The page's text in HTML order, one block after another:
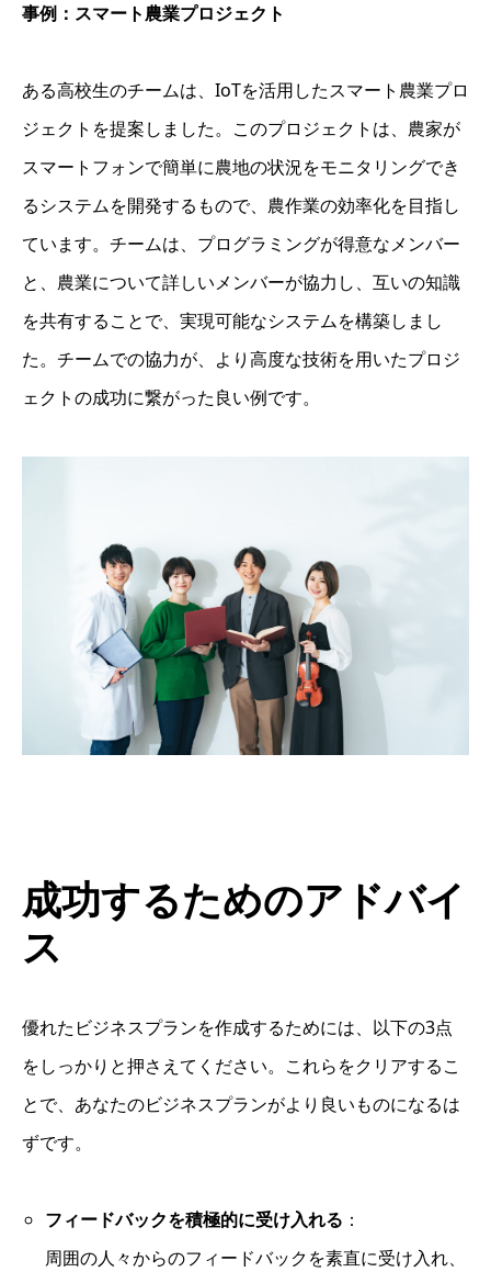
事例：スマート農業プロジェクト
ある高校生のチームは、IoTを活用したスマート農業プロ
ジェクトを提案しました。このプロジェクトは、農家が
スマートフォンで簡単に農地の状況をモニタリングでき
るシステムを開発するもので、農作業の効率化を目指し
ています。チームは、プログラミングが得意なメンバー
と、農業について詳しいメンバーが協力し、互いの知識
を共有することで、実現可能なシステムを構築しまし
た。チームでの協力が、より高度な技術を用いたプロジ
ェクトの成功に繋がった良い例です。
成功するためのアドバイ
ス
優れたビジネスプランを作成するためには、以下の3点
をしっかりと押さえてください。これらをクリアするこ
とで、あなたのビジネスプランがより良いものになるは
ずです。
フィードバックを積極的に受け入れる ：
周囲の人々からのフィードバックを素直に受け入れ、